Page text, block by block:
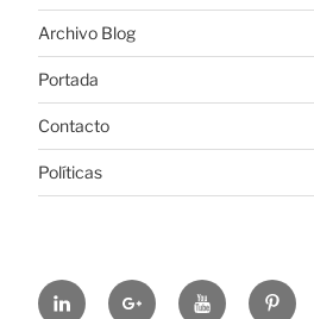
Archivo Blog
Portada
Contacto
Políticas
https://www.linkedin.com/in/
https:// https://